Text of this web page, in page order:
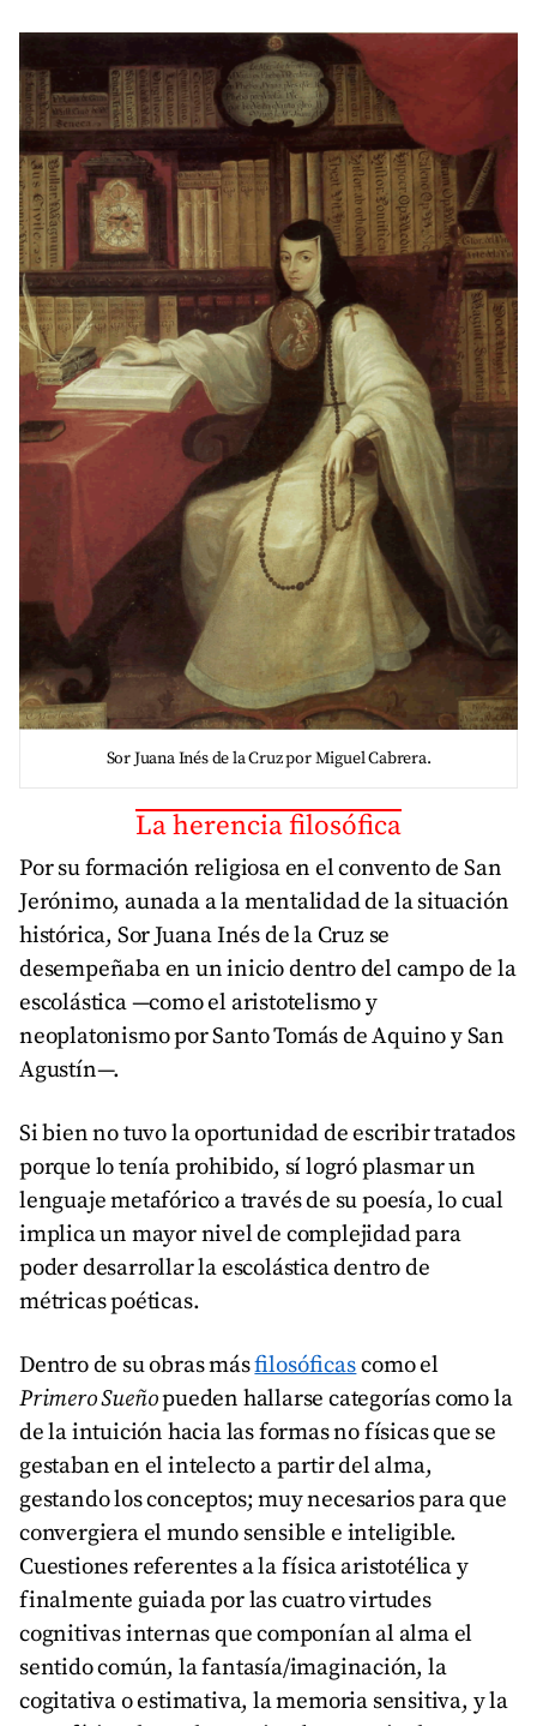
Sor Juana Inés de la Cruz por Miguel Cabrera.
La herencia filosófica
Por su formación religiosa en el convento de San
Jerónimo, aunada a la mentalidad de la situación
histórica, Sor Juana Inés de la Cruz se
desempeñaba en un inicio dentro del campo de la
escolástica —como el aristotelismo y
neoplatonismo por Santo Tomás de Aquino y San
Agustín—.
Si bien no tuvo la oportunidad de escribir tratados
porque lo tenía prohibido, sí logró plasmar un
lenguaje metafórico a través de su poesía, lo cual
implica un mayor nivel de complejidad para
poder desarrollar la escolástica dentro de
métricas poéticas.
Dentro de su obras másfilosóficascomo el
Primero Sueñopueden hallarse categorías como la
de la intuición hacia las formas no físicas que se
gestaban en el intelecto a partir del alma,
gestando los conceptos; muy necesarios para que
convergiera el mundo sensible e inteligible.
Cuestiones referentes a la física aristotélica y
finalmente guiada por las cuatro virtudes
cognitivas internas que componían al alma el
sentido común, la fantasía/imaginación, la
cogitativa o estimativa, la memoria sensitiva, y la